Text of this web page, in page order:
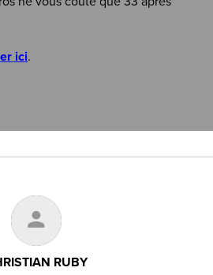
ici.
RUBY